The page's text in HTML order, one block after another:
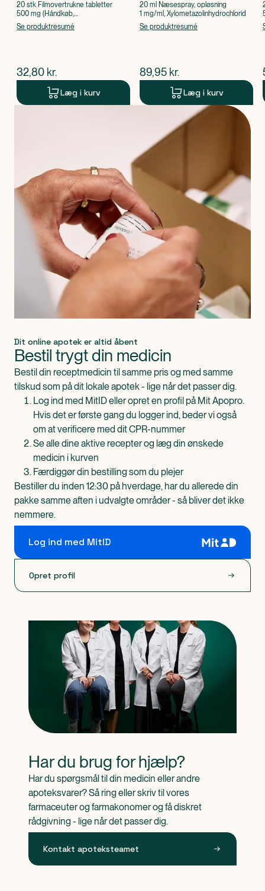
20 stk Filmovertrukne tabletter
500 mg (Håndkøb,
apoteksforbeholdt), Paracetamol
Se produktresumé
$nuværende pris
32,80 kr.
Læg i kurv
20 ml Næsespray, opløsning
1 mg/ml, Xylometazolinhydrochlorid
Se produktresumé
$nuværende pris
89,95 kr.
Læg i kurv
Dit online apotek er altid åbent
Bestil trygt din medicin
Bestil din receptmedicin til samme pris og med samme
tilskud som på dit lokale apotek - lige når det passer dig.
Log ind med MitID eller opret en profil på Mit Apopro.
Hvis det er første gang du logger ind, beder vi også
om at verificere med dit CPR-nummer
Se alle dine aktive recepter og læg din ønskede
medicin i kurven
Færdiggør din bestilling som du plejer
Bestiller du inden 12:30 på hverdage, har du allerede din
pakke samme aften i udvalgte områder - så bliver det ikke
nemmere.
Log ind med MitID
Opret profil
Har du brug for hjælp?
Har du spørgsmål til din medicin eller andre
apoteksvarer? Så ring eller skriv til vores
farmaceuter og farmakonomer og få diskret
rådgivning - lige når det passer dig.
Kontakt apoteksteamet